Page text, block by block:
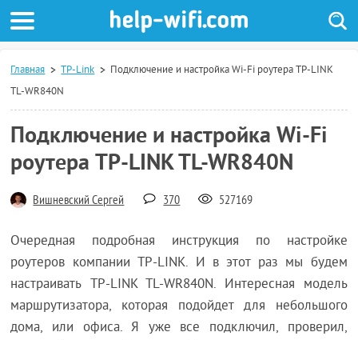
Главная TP-Link
Подключение и настройка Wi-Fi роутера TP-LINK
TL-WR840N
Подключение и настройка Wi-Fi
роутера TP-LINK TL-WR840N
Вишневский Сергей 370 527169
Очередная подробная инструкция по настройке
роутеров компании TP-LINK. И в этот раз мы будем
настраивать TP-LINK TL-WR840N. Интересная модель
маршрутизатора, которая подойдет для небольшого
дома, или офиса. Я уже все подключил, проверил,